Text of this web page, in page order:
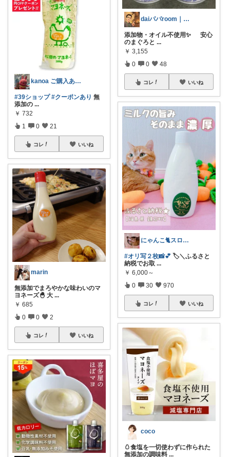
kanoa ご購入ありがとうございます
#39ショップ #クーポンあり 無
添加の ...
￥ 732
1 0 21
コレ いいね
marin
無添加でまろやかな味わいのマ
ヨネーズ🐣 大 ...
￥ 685
0 0 2
コレ いいね
daiパパroom｜育児×便利グッズ
添加物・オイル不使用✨ 安心
のまぐろと ...
￥ 3,155
0 0 48
コレ いいね
にゃんこ🐈スローです🐢💦
#オリ写２枚📸💕 🏷️＼ふるさと
納税でお取 ...
￥ 6,000～
0 30 970
コレ いいね
coco
🥚食塩を一切使わずに作られた
無添加の調味料 ...